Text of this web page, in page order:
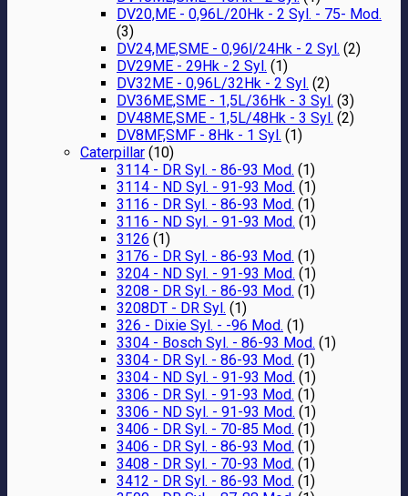
DV20,ME - 0,96L/20Hk - 2 Syl. - 75- Mod.
(3)
DV24,ME,SME - 0,96l/24Hk - 2 Syl. (2)
DV29ME - 29Hk - 2 Syl. (1)
DV32ME - 0,96L/32Hk - 2 Syl. (2)
DV36ME,SME - 1,5L/36Hk - 3 Syl. (3)
DV48ME,SME - 1,5L/48Hk - 3 Syl. (2)
DV8MF,SMF - 8Hk - 1 Syl. (1)
Caterpillar (10)
3114 - DR Syl. - 86-93 Mod. (1)
3114 - ND Syl. - 91-93 Mod. (1)
3116 - DR Syl. - 86-93 Mod. (1)
3116 - ND Syl. - 91-93 Mod. (1)
3126 (1)
3176 - DR Syl. - 86-93 Mod. (1)
3204 - ND Syl. - 91-93 Mod. (1)
3208 - DR Syl. - 86-93 Mod. (1)
3208DT - DR Syl. (1)
326 - Dixie Syl. - -96 Mod. (1)
3304 - Bosch Syl. - 86-93 Mod. (1)
3304 - DR Syl. - 86-93 Mod. (1)
3304 - ND Syl. - 91-93 Mod. (1)
3306 - DR Syl. - 91-93 Mod. (1)
3306 - ND Syl. - 91-93 Mod. (1)
3406 - DR Syl. - 70-85 Mod. (1)
3406 - DR Syl. - 86-93 Mod. (1)
3408 - DR Syl. - 70-93 Mod. (1)
3412 - DR Syl. - 86-93 Mod. (1)